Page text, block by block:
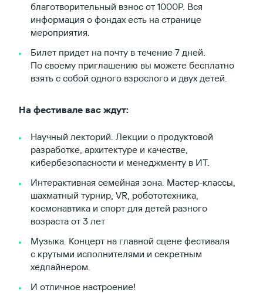
благотворительный взнос от 1000Р. Вся
информация о фондах есть на странице
мероприятия.
Билет придет на почту в течение 7 дней.
По своему приглашению вы можете бесплатно
взять с собой одного взрослого и двух детей.
На фестивале вас ждут:
Научный лекторий. Лекции о продуктовой
разработке, архитектуре и качестве,
кибербезопасности и менеджменту в ИТ.
Интерактивная семейная зона. Мастер-классы,
шахматный турнир, VR, робототехника,
космонавтика и спорт для детей разного
возраста от 3 лет
Музыка. Концерт на главной сцене фестиваля
с крутыми исполнителями и секретным
хедлайнером.
И отличное настроение!